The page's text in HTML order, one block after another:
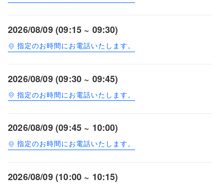
2026/08/09 (09:15 ~ 09:30)
指定のお時間にお電話いたします。
2026/08/09 (09:30 ~ 09:45)
指定のお時間にお電話いたします。
2026/08/09 (09:45 ~ 10:00)
指定のお時間にお電話いたします。
2026/08/09 (10:00 ~ 10:15)